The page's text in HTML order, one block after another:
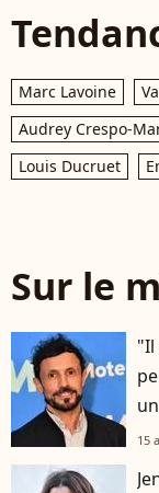
Marc Lavoine
Audrey Crespo-
Louis Ducruet
Sur le
"Il
15